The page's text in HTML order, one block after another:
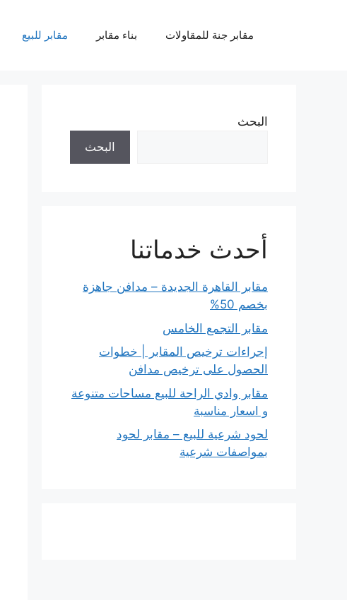
مقابر جنة للمقاولات بناء مقابر مقابر للبيع
البحث
البحث
أحدث خدماتنا
مقابر القاهرة الجديدة – مدافن جاهزة
بخصم 50%
مقابر التجمع الخامس
إجراءات ترخيص المقابر | خطوات
الحصول على ترخيص مدافن
مقابر وادي الراحة للبيع مساحات متنوعة
و اسعار مناسبة
لحود شرعية للبيع – مقابر لحود
بمواصفات شرعية